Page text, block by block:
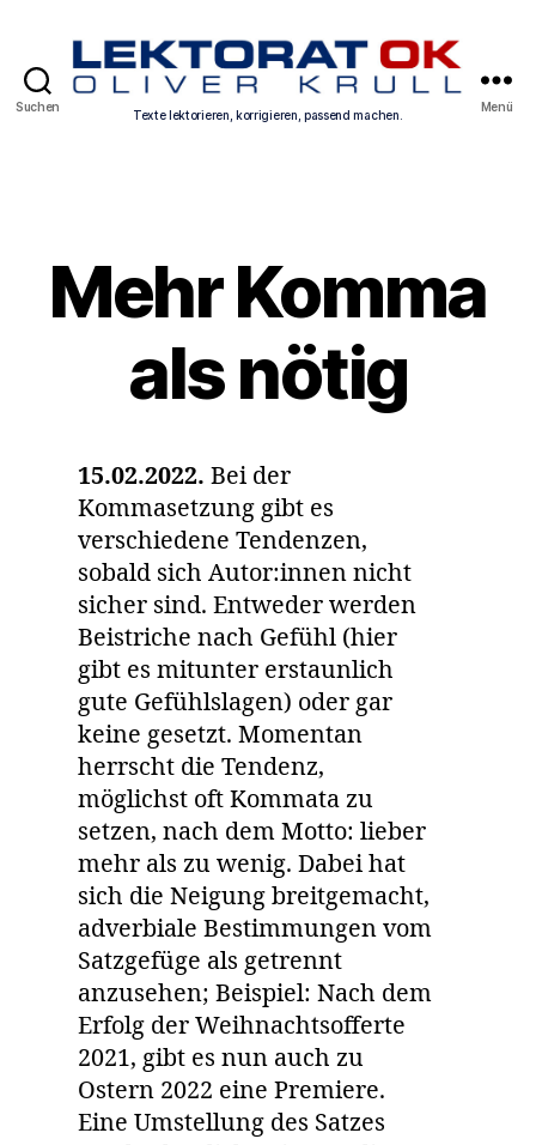
Suchen
Texte
Texte lektorieren, korrigieren, passend machen.
Menü
Mehr Komma
als nötig
15.02.2022. Bei der
Kommasetzung gibt es
verschiedene Tendenzen,
sobald sich Autor:innen nicht
sicher sind. Entweder werden
Beistriche nach Gefühl (hier
gibt es mitunter erstaunlich
gute Gefühlslagen) oder gar
keine gesetzt. Momentan
herrscht die Tendenz,
möglichst oft Kommata zu
setzen, nach dem Motto: lieber
mehr als zu wenig. Dabei hat
sich die Neigung breitgemacht,
adverbiale Bestimmungen vom
Satzgefüge als getrennt
anzusehen; Beispiel: Nach dem
Erfolg der Weihnachtsofferte
2021, gibt es nun auch zu
Ostern 2022 eine Premiere.
Eine Umstellung des Satzes